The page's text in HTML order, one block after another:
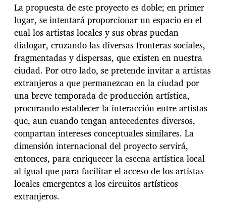
La propuesta de este proyecto es doble; en primer
lugar, se intentará proporcionar un espacio en el
cual los artistas locales y sus obras puedan
dialogar, cruzando las diversas fronteras sociales,
fragmentadas y dispersas, que existen en nuestra
ciudad. Por otro lado, se pretende invitar a artistas
extranjeros a que permanezcan en la ciudad por
una breve temporada de producción artística,
procurando establecer la interacción entre artistas
que, aun cuando tengan antecedentes diversos,
compartan intereses conceptuales similares. La
dimensión internacional del proyecto servirá,
entonces, para enriquecer la escena artística local
al igual que para facilitar el acceso de los artistas
locales emergentes a los circuitos artísticos
extranjeros.